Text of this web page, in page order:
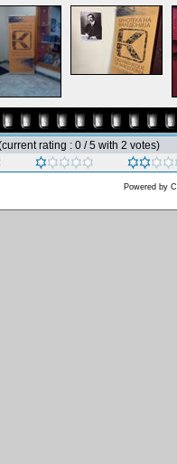
rating : 0 / 5 with 2 votes)
Powered by